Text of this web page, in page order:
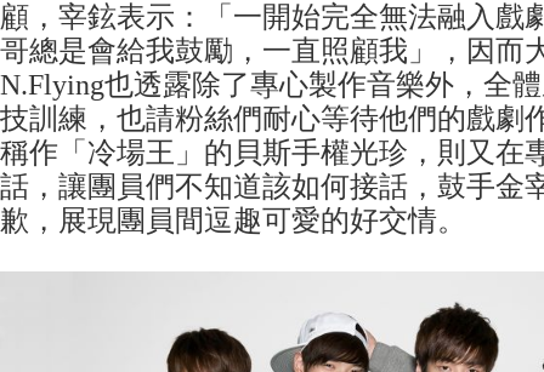
顧，宰鉉表示：「一開始完全無法融入戲
哥總是會給我鼓勵，一直照顧我」，因而
N.Flying也透露除了專心製作音樂外，全
技訓練，也請粉絲們耐心等待他們的戲劇
稱作「冷場王」的貝斯手權光珍，則又在
話，讓團員們不知道該如何接話，鼓手金
歉，展現團員間逗趣可愛的好交情。